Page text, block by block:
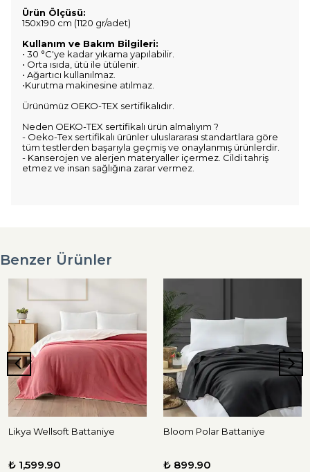
Ürün Ölçüsü:
150x190 cm (1120 gr/adet)
Kullanım ve Bakım Bilgileri:
• 30 °C'ye kadar yıkama yapılabilir.
• Orta ısıda, ütü ile ütülenir.
• Ağartıcı kullanılmaz.
•Kurutma makinesine atılmaz.
Ürünümüz OEKO-TEX sertifikalıdır.
Neden OEKO-TEX sertifikalı ürün almalıyım ?
- Oeko-Tex sertifikalı ürünler uluslararası standartlara göre
tüm testlerden başarıyla geçmiş ve onaylanmış ürünlerdir.
- Kanserojen ve alerjen materyaller içermez. Cildi tahriş
etmez ve insan sağlığına zarar vermez.
Benzer Ürünler
Likya Wellsoft Battaniye
₺ 1,599.90
Bloom Polar Battaniye
₺ 899.90